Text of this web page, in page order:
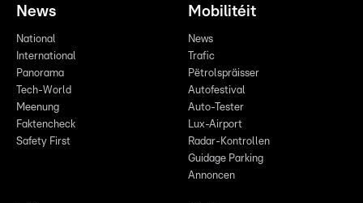
News
National
International
Panorama
Tech-World
Meenung
Faktencheck
Safety First
Mobilitéit
News
Trafic
Pëtrolspräisser
Autofestival
Auto-Tester
Lux-Airport
Radar-Kontrollen
Guidage Parking
Annoncen